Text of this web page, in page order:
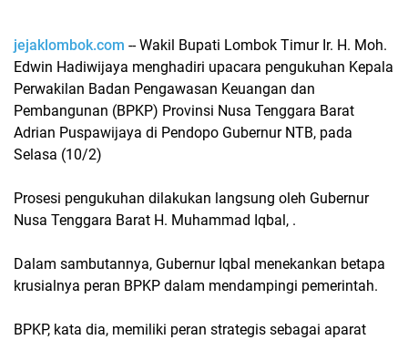
jejaklombok.com -- Wakil Bupati Lombok Timur Ir. H. Moh.
Edwin Hadiwijaya menghadiri upacara pengukuhan Kepala
Perwakilan Badan Pengawasan Keuangan dan
Pembangunan (BPKP) Provinsi Nusa Tenggara Barat
Adrian Puspawijaya di Pendopo Gubernur NTB, pada
Selasa (10/2)
Prosesi pengukuhan dilakukan langsung oleh Gubernur
Nusa Tenggara Barat H. Muhammad Iqbal, .
Dalam sambutannya, Gubernur Iqbal menekankan betapa
krusialnya peran BPKP dalam mendampingi pemerintah.
BPKP, kata dia, memiliki peran strategis sebagai aparat